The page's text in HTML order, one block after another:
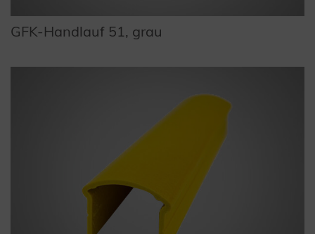
GFK-Handlauf 51, grau